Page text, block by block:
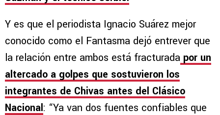
Y es que el periodista Ignacio Suárez mejor
conocido como el Fantasma dejó entrever que
la relación entre ambos está fracturada por un
altercado a golpes que sostuvieron los
integrantes de Chivas antes del Clásico
Nacional: “Ya van dos fuentes confiables que